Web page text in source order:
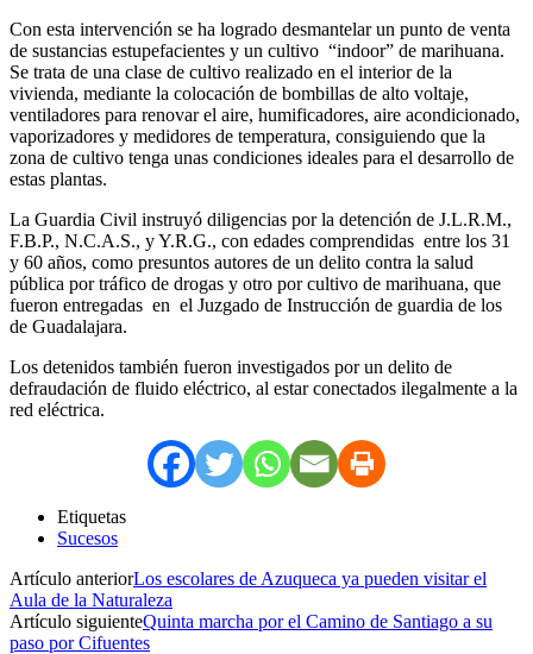
Con esta intervención se ha logrado desmantelar un punto de venta
de sustancias estupefacientes y un cultivo “indoor” de marihuana.
Se trata de una clase de cultivo realizado en el interior de la
vivienda, mediante la colocación de bombillas de alto voltaje,
ventiladores para renovar el aire, humificadores, aire acondicionado,
vaporizadores y medidores de temperatura, consiguiendo que la
zona de cultivo tenga unas condiciones ideales para el desarrollo de
estas plantas.
La Guardia Civil instruyó diligencias por la detención de J.L.R.M.,
F.B.P., N.C.A.S., y Y.R.G., con edades comprendidas entre los 31
y 60 años, como presuntos autores de un delito contra la salud
pública por tráfico de drogas y otro por cultivo de marihuana, que
fueron entregadas en el Juzgado de Instrucción de guardia de los
de Guadalajara.
Los detenidos también fueron investigados por un delito de
defraudación de fluido eléctrico, al estar conectados ilegalmente a la
red eléctrica.
Etiquetas
Sucesos
Artículo anteriorLos escolares de Azuqueca ya pueden visitar el
Aula de la Naturaleza
Artículo siguienteQuinta marcha por el Camino de Santiago a su
paso por Cifuentes